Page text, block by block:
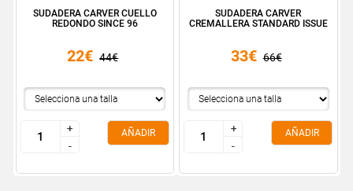
SUDADERA CARVER CUELLO
REDONDO SINCE 96
22€ 44€
+
-
+
-
AÑADIR
SUDADERA CARVER
CREMALLERA STANDARD ISSUE
33€ 66€
+
-
+
-
AÑADIR